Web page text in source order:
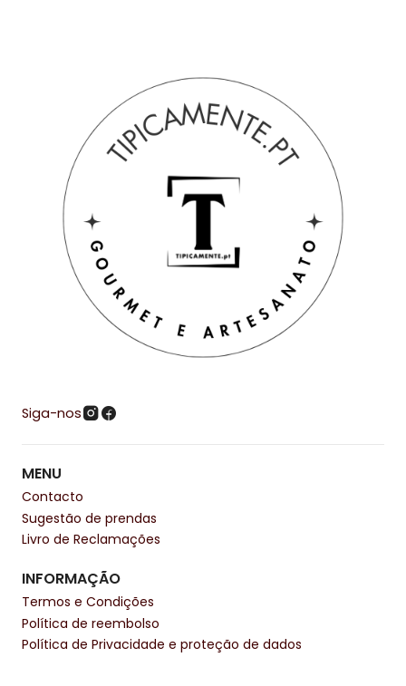
Siga-nos
MENU
Contacto
Sugestão de prendas
Livro de Reclamações
INFORMAÇÃO
Termos e Condições
Política de reembolso
Política de Privacidade e proteção de dados